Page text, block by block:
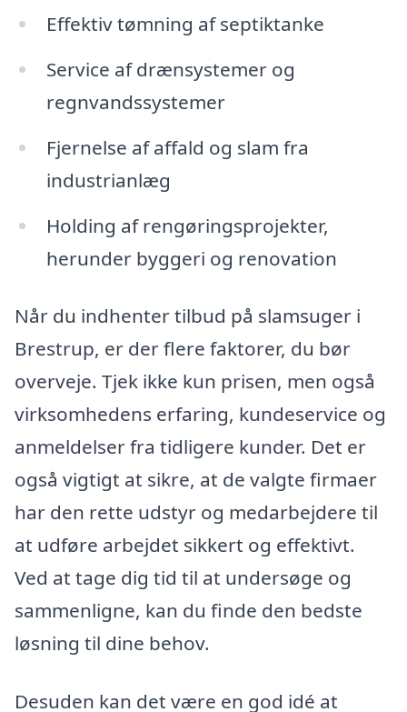
Effektiv tømning af septiktanke
Service af drænsystemer og
regnvandssystemer
Fjernelse af affald og slam fra
industrianlæg
Holding af rengøringsprojekter,
herunder byggeri og renovation
Når du indhenter tilbud på slamsuger i
Brestrup, er der flere faktorer, du bør
overveje. Tjek ikke kun prisen, men også
virksomhedens erfaring, kundeservice og
anmeldelser fra tidligere kunder. Det er
også vigtigt at sikre, at de valgte firmaer
har den rette udstyr og medarbejdere til
at udføre arbejdet sikkert og effektivt.
Ved at tage dig tid til at undersøge og
sammenligne, kan du finde den bedste
løsning til dine behov.
Desuden kan det være en god idé at